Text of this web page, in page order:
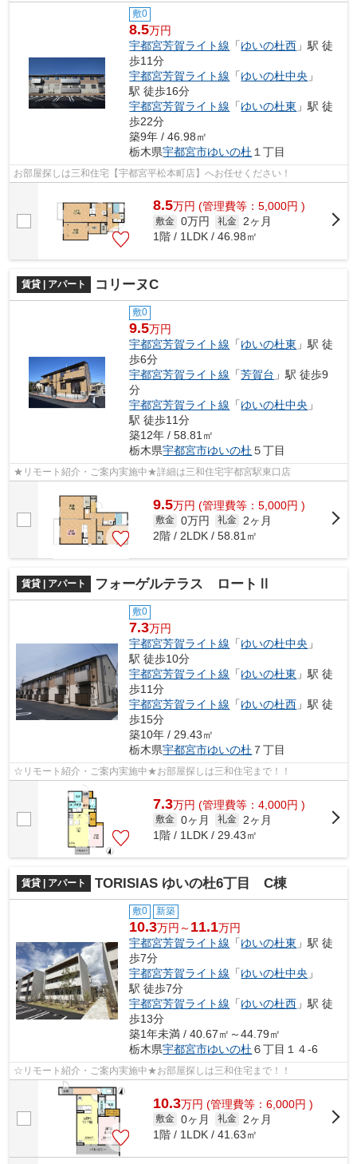
敷0
8.5万円
宇都宮芳賀ライト線 「ゆいの杜西 」駅 徒
歩11分
宇都宮芳賀ライト線 「ゆいの杜中央 」
駅 徒歩16分
宇都宮芳賀ライト線 「ゆいの杜東 」駅 徒
歩22分
築9年 / 46.98㎡
栃木県宇都宮市ゆいの杜 １丁目
お部屋探しは三和住宅【宇都宮平松本町店】へお任せください！
8.5万円 (管理費等：5,000円 )
敷金 0万円 礼金
2ヶ月
1階 / 1LDK / 46.98㎡
賃貸 | アパート コリーヌC
敷0
9.5万円
宇都宮芳賀ライト線 「ゆいの杜東 」駅 徒
歩6分
宇都宮芳賀ライト線 「芳賀台 」駅 徒歩9
分
宇都宮芳賀ライト線 「ゆいの杜中央 」
駅 徒歩11分
築12年 / 58.81㎡
栃木県宇都宮市ゆいの杜 ５丁目
★リモート紹介・ご案内実施中★詳細は三和住宅宇都宮駅東口店
9.5万円 (管理費等：5,000円 )
敷金 0万円 礼金
2ヶ月
2階 / 2LDK / 58.81㎡
賃貸 | アパート フォーゲルテラス ロートⅡ
敷0
7.3万円
宇都宮芳賀ライト線 「ゆいの杜中央 」
駅 徒歩10分
宇都宮芳賀ライト線 「ゆいの杜東 」駅 徒
歩11分
宇都宮芳賀ライト線 「ゆいの杜西 」駅 徒
歩15分
築10年 / 29.43㎡
栃木県宇都宮市ゆいの杜 ７丁目
☆リモート紹介・ご案内実施中★お部屋探しは三和住宅まで！！
7.3万円 (管理費等：4,000円 )
敷金 0ヶ月 礼金
2ヶ月
1階 / 1LDK / 29.43㎡
賃貸 | アパート TORISIAS ゆいの杜6丁目 C棟
敷0 新築
10.3万円～ 11.1万円
宇都宮芳賀ライト線 「ゆいの杜東 」駅 徒
歩7分
宇都宮芳賀ライト線 「ゆいの杜中央 」
駅 徒歩7分
宇都宮芳賀ライト線 「ゆいの杜西 」駅 徒
歩13分
築1年未満 / 40.67㎡～44.79㎡
栃木県宇都宮市ゆいの杜 ６丁目１４-6
☆リモート紹介・ご案内実施中★お部屋探しは三和住宅まで！！
10.3万円 (管理費等：6,000円 )
敷金 0ヶ月 礼金
2ヶ月
1階 / 1LDK / 41.63㎡